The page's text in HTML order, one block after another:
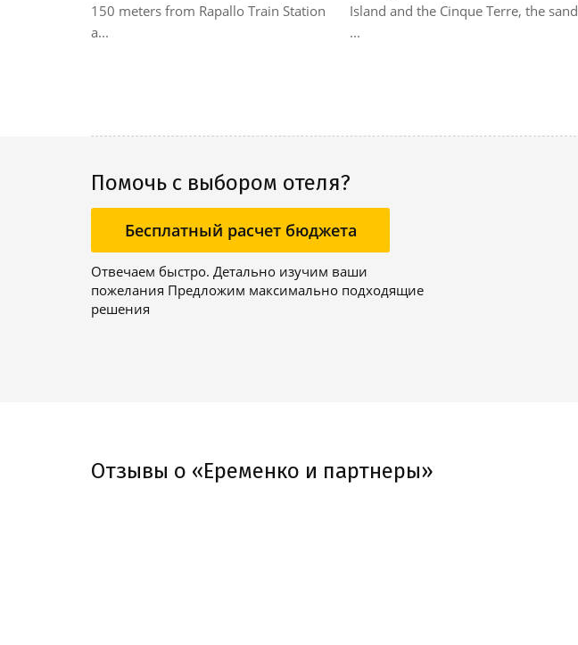
150 meters from Rapallo Train Station
a...
Island and the Cinque Terre, the
...
Помочь с выбором отеля?
Бесплатный расчет бюджета
Отвечаем быстро. Детально изучим ваши
пожелания Предложим максимально подходящие
решения
Отзывы о «Еременко и партнеры»